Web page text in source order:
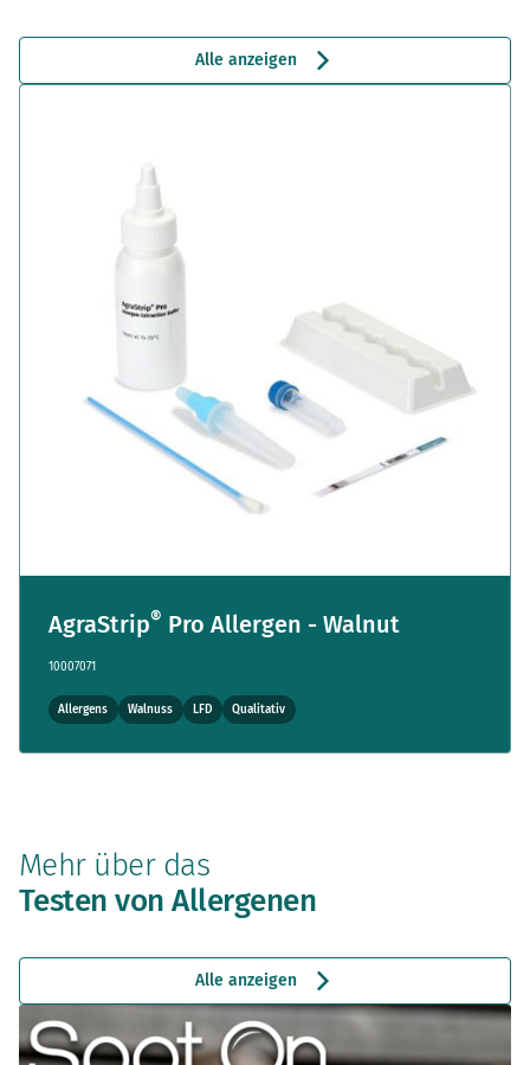
Alle anzeigen
AgraStrip® Pro Allergen - Walnut
10007071
Allergens Walnuss LFD Qualitativ
Mehr über das
Testen von Allergenen
Alle anzeigen